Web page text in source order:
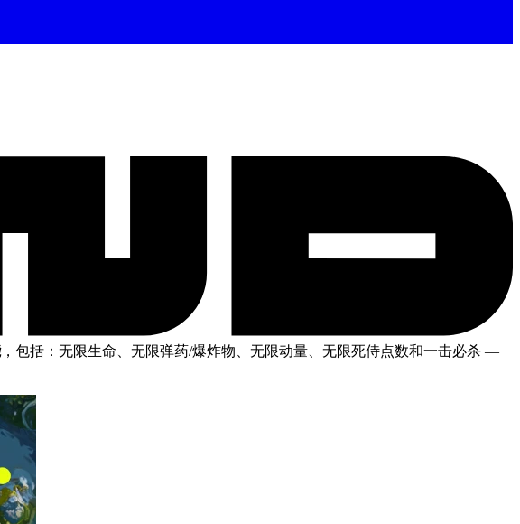
，包括：无限生命、无限弹药/爆炸物、无限动量、无限死侍点数和一击必杀 —